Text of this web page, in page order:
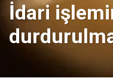
İdari